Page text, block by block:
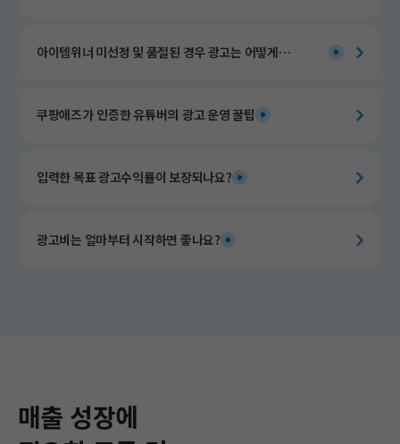
아이템위너 미선정 및 품절된 경우 광고는 어떻게
쿠팡애즈가 인증한 유튜버의 광고 운영 꿀팁​
입력한 목표 광고수익률이 보장되나요?
광고비는 얼마부터 시작하면 좋나요?
매출 성장에